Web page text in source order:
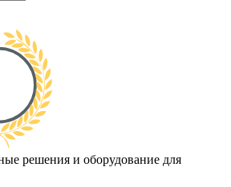
решения и оборудование для